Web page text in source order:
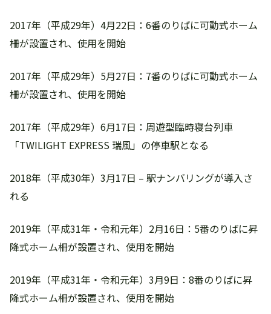
2017年（平成29年）4月22日：6番のりばに可動式ホーム
柵が設置され、使用を開始
2017年（平成29年）5月27日：7番のりばに可動式ホーム
柵が設置され、使用を開始
2017年（平成29年）6月17日：周遊型臨時寝台列車
「TWILIGHT EXPRESS 瑞風」の停車駅となる
2018年（平成30年）3月17日 – 駅ナンバリングが導入さ
れる
2019年（平成31年・令和元年）2月16日：5番のりばに昇
降式ホーム柵が設置され、使用を開始
2019年（平成31年・令和元年）3月9日：8番のりばに昇
降式ホーム柵が設置され、使用を開始